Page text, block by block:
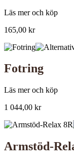
Läs mer och köp
165,00 kr
Fotring
Läs mer och köp
1 044,00 kr
Armstöd-